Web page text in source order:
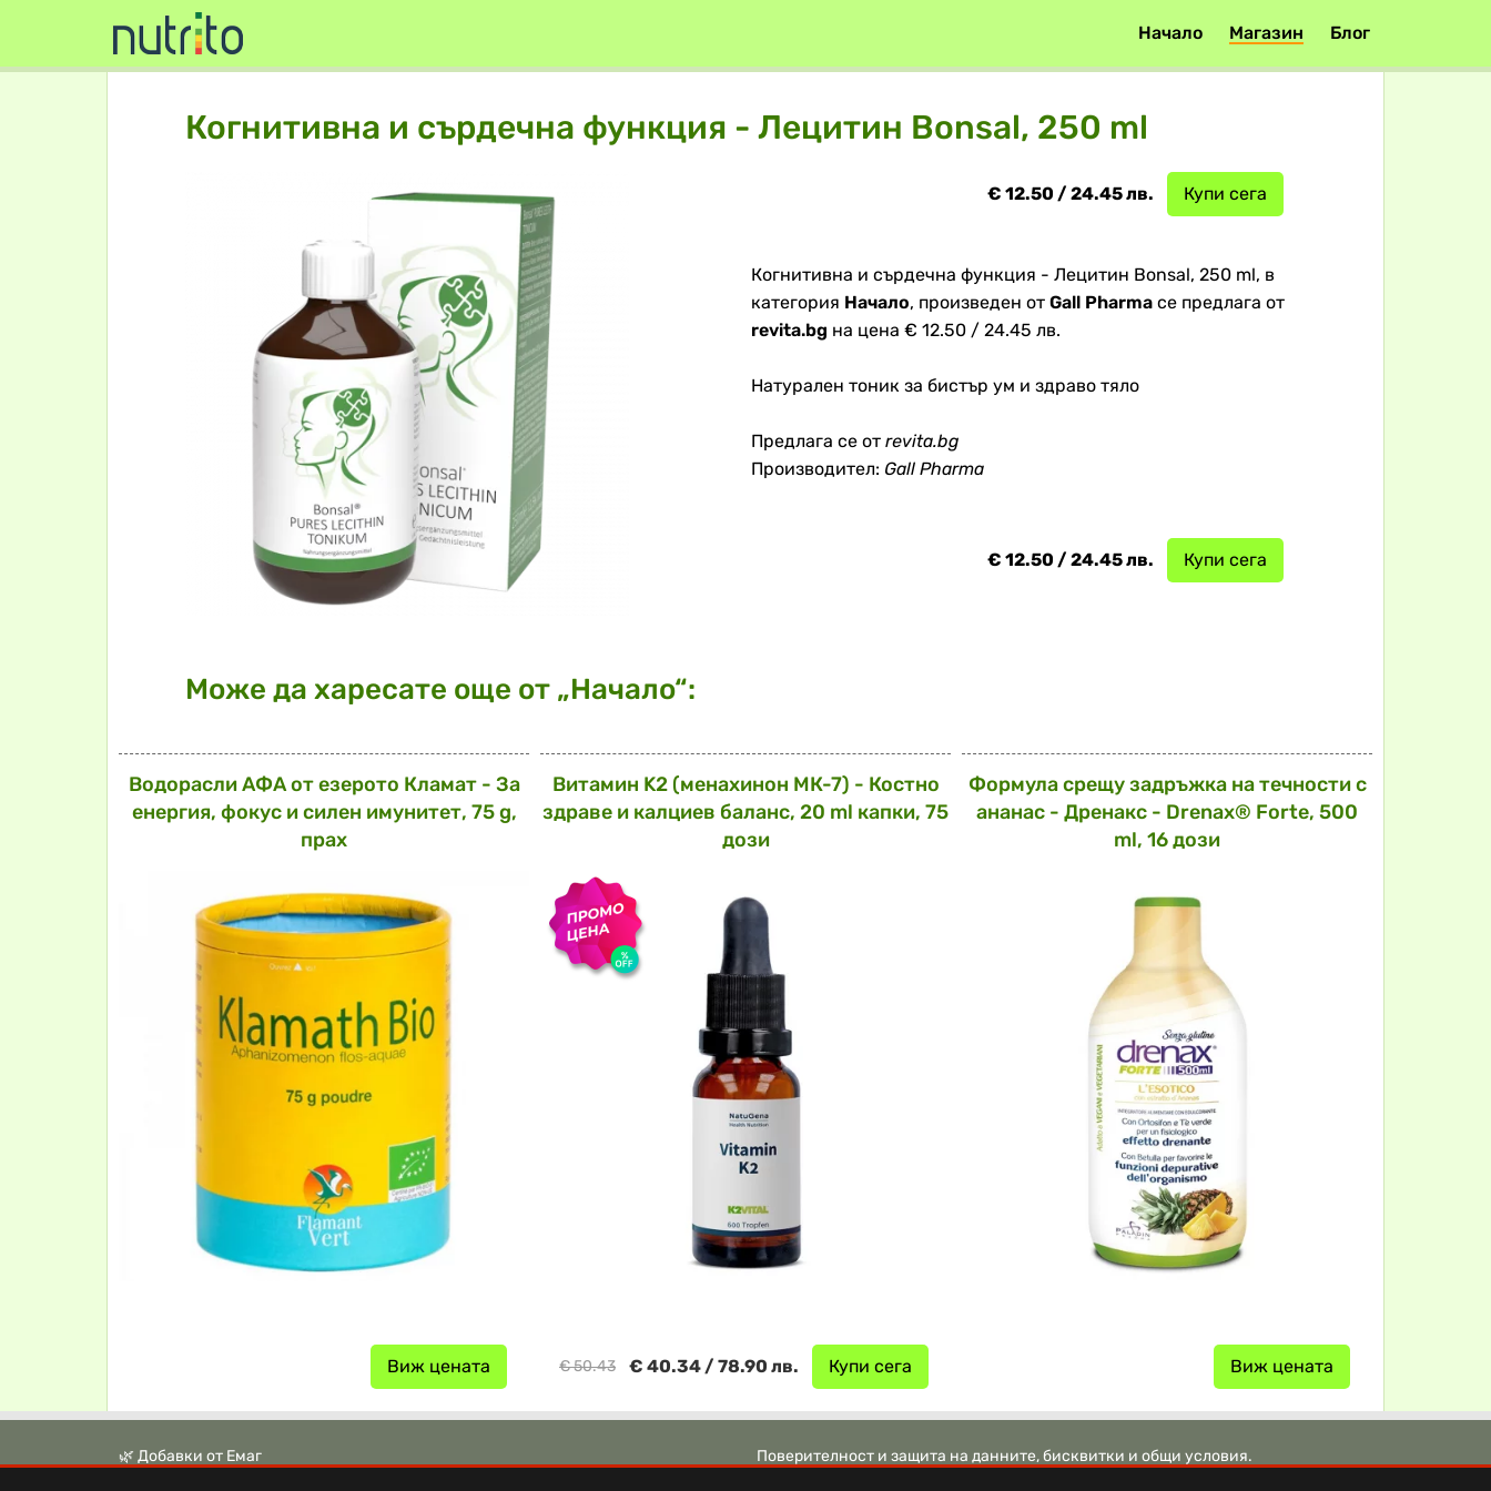
Начало Магазин Блог
Когнитивна и сърдечна функция - Лецитин Bonsal, 250 ml
Купи сега
€ 12.50 / 24.45 лв.
Когнитивна и сърдечна функция - Лецитин Bonsal, 250 ml, в
категория Начало, произведен от Gall Pharma се предлага от
revita.bg на цена € 12.50 / 24.45 лв.
Натурален тоник за бистър ум и здраво тяло
Предлага се от revita.bg
Производител: Gall Pharma
Купи сега
€ 12.50 / 24.45 лв.
Може да харесате още от „Начало“:
Водорасли АФА от езерото Кламат - За
енергия, фокус и силен имунитет, 75 g,
прах
Виж цената
Витамин K2 (менахинон МК-7) - Костно
здраве и калциев баланс, 20 ml капки, 75
дози
Купи сега
€ 40.34 / 78.90 лв.
€ 50.43
Формула срещу задръжка на течности с
ананас - Дренакс - Drenax® Forte, 500
ml, 16 дози
Виж цената
🌿 Добавки от Емаг
Поверителност и защита на данните, бисквитки и общи условия.